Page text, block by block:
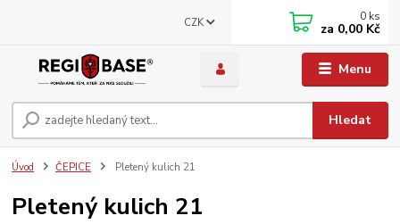
Menu
CZK
Hledat
0 ks
za 0,00 Kč
Úvod ČEPICE Pletený kulich 21
Pletený kulich 21